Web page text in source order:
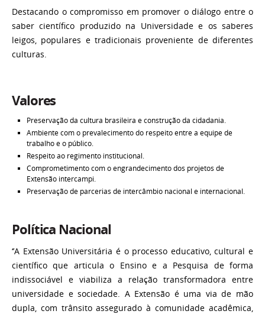
Destacando o compromisso em promover o diálogo entre o
saber científico produzido na Universidade e os saberes
leigos, populares e tradicionais proveniente de diferentes
culturas.
Valores
Preservação da cultura brasileira e construção da cidadania.
Ambiente com o prevalecimento do respeito entre a equipe de
trabalho e o público.
Respeito ao regimento institucional.
Comprometimento com o engrandecimento dos projetos de
Extensão intercampi.
Preservação de parcerias de intercâmbio nacional e internacional.
Política Nacional
‘’A Extensão Universitária é o processo educativo, cultural e
científico que articula o Ensino e a Pesquisa de forma
indissociável e viabiliza a relação transformadora entre
universidade e sociedade. A Extensão é uma via de mão
dupla, com trânsito assegurado à comunidade acadêmica,